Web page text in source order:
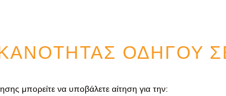
ΟΔΗΓΟΥ
μπορείτε να υποβάλετε αίτηση για την: